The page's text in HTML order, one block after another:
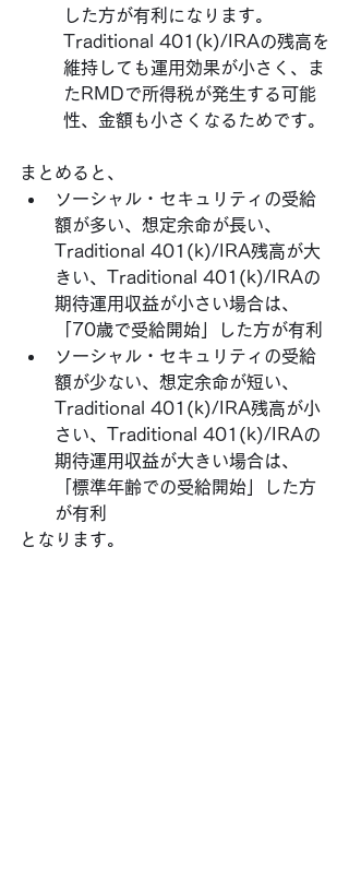
した方が有利になります。
Traditional 401(k)/IRAの残高を
維持しても運用効果が小さく、ま
たRMDで所得税が発生する可能
性、金額も小さくなるためです。
まとめると、
ソーシャル・セキュリティの受給
額が多い、想定余命が長い、
Traditional 401(k)/IRA残高が大
きい、Traditional 401(k)/IRAの
期待運用収益が小さい場合は、
「70歳で受給開始」した方が有利
ソーシャル・セキュリティの受給
額が少ない、想定余命が短い、
Traditional 401(k)/IRA残高が小
さい、Traditional 401(k)/IRAの
期待運用収益が大きい場合は、
「標準年齢での受給開始」した方
が有利
となります。